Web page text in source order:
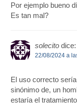
Por ejemplo bueno
Es tan mal?
solecito dice:
22/08/2024 a
El uso correcto
sinónimo de, un
estaría el